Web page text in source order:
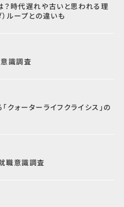
？時代遅れや古いと思われる理
ループとの違いも
識調査
クォーターライフクライシス」の
職意識調査